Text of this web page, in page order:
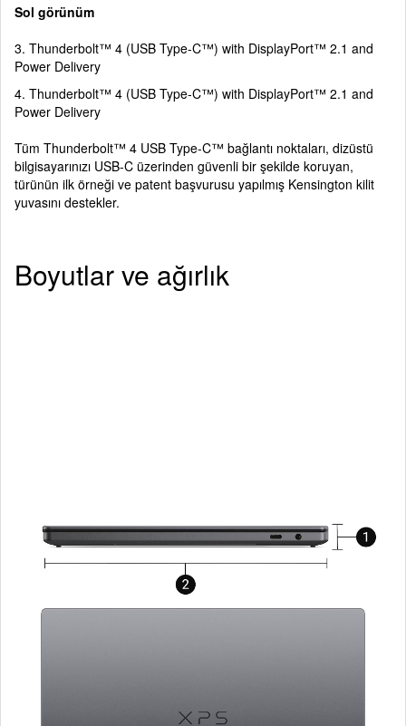
Sol görünüm
3. Thunderbolt™ 4 (USB Type-C™) with DisplayPort™ 2.1 and
Power Delivery
4. Thunderbolt™ 4 (USB Type-C™) with DisplayPort™ 2.1 and
Power Delivery
Tüm Thunderbolt™ 4 USB Type-C™ bağlantı noktaları, dizüstü
bilgisayarınızı USB-C üzerinden güvenli bir şekilde koruyan,
türünün ilk örneği ve patent başvurusu yapılmış Kensington kilit
yuvasını destekler.
Boyutlar ve ağırlık